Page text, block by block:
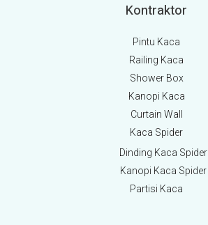
Kontraktor
Pintu Kaca
Railing Kaca
Shower Box
Kanopi Kaca
Curtain Wall
Kaca Spider
Dinding Kaca Spider
Kanopi Kaca Spider
Partisi Kaca